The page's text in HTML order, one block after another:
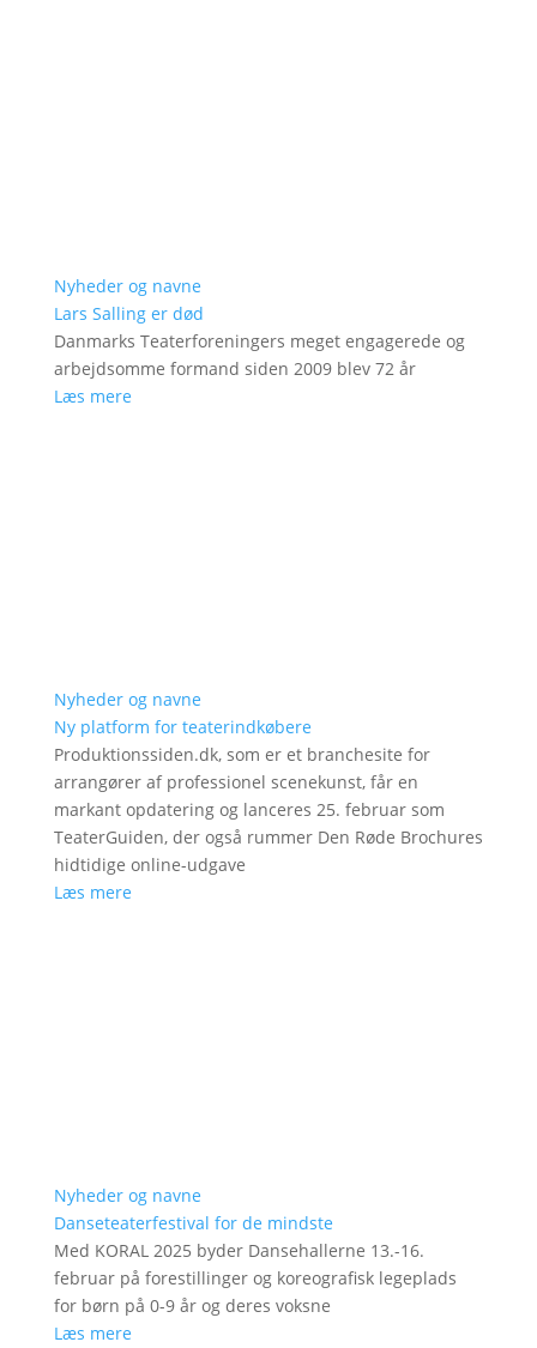
Nyheder og navne
Lars Salling er død
Danmarks Teaterforeningers meget engagerede og
arbejdsomme formand siden 2009 blev 72 år
Læs mere
Nyheder og navne
Ny platform for teaterindkøbere
Produktionssiden.dk, som er et branchesite for
arrangører af professionel scenekunst, får en
markant opdatering og lanceres 25. februar som
TeaterGuiden, der også rummer Den Røde Brochures
hidtidige online-udgave
Læs mere
Nyheder og navne
Danseteaterfestival for de mindste
Med KORAL 2025 byder Dansehallerne 13.-16.
februar på forestillinger og koreografisk legeplads
for børn på 0-9 år og deres voksne
Læs mere